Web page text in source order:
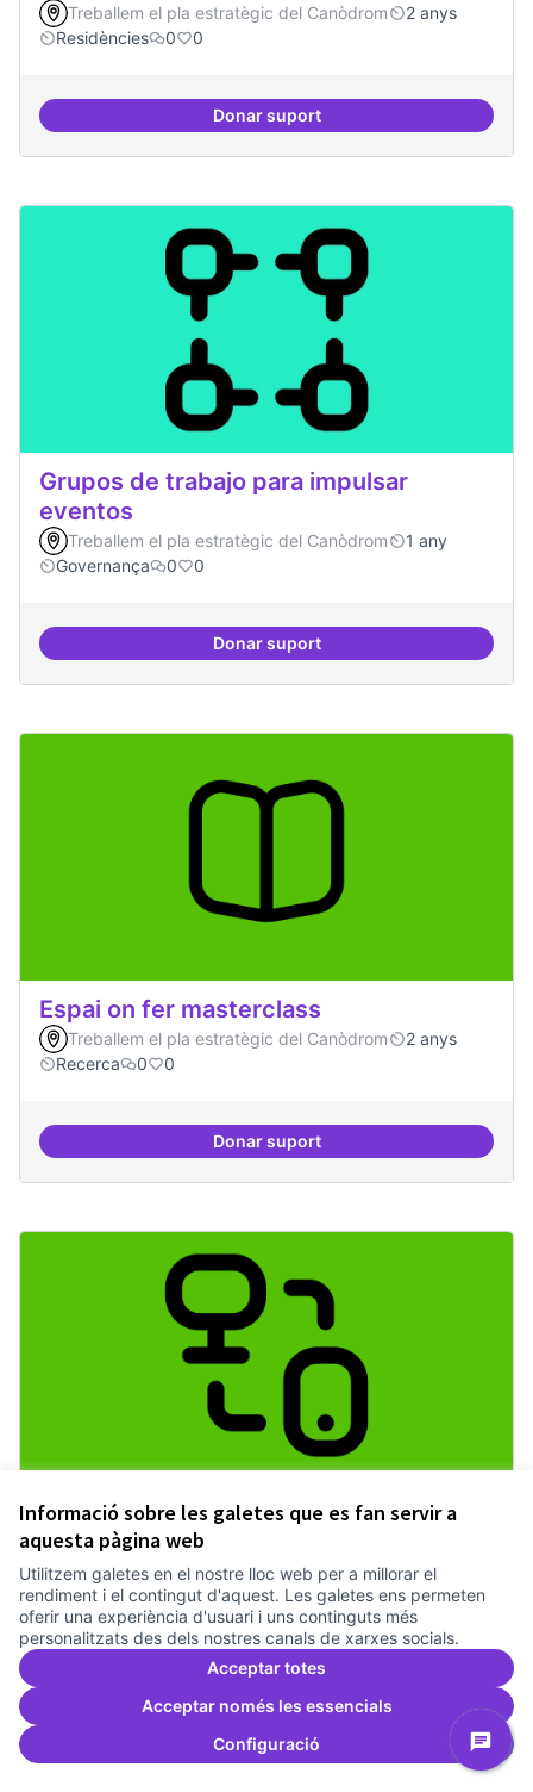
Informació sobre les galetes que es fan servir a
aquesta pàgina web
Utilitzem galetes en el nostre lloc web per a millorar el
rendiment i el contingut d'aquest. Les galetes ens permeten
oferir una experiència d'usuari i uns continguts més
personalitzats des dels nostres canals de xarxes socials.
Acceptar totes
Acceptar només les essencials
Configuració
Treballem el pla estratègic del Canòdrom
2 anys
Residències
0 0
Donar suportRecerca i re-avaluació
Grupos de trabajo para impulsar
eventos
Treballem el pla estratègic del Canòdrom
1 any
Governança
0 0
Donar suportGrupos de trabajo para
Espai on fer masterclass
Treballem el pla estratègic del Canòdrom
2 anys
Recerca
0 0
Donar suportEspai on fer masterclass
Pilot guifinet com infraestructura
Treballem el pla estratègic del Canòdrom
Donar suportPilot guifinet com